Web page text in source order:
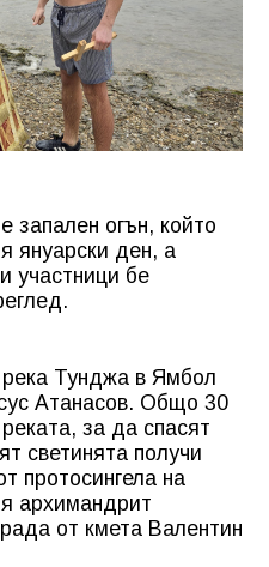
запален огън, който
януарски ден, а
участници бе
река Тунджа в Ямбол
Атанасов. Общо 30
за да спасят
светинята получи
протосингела на
архимандрит
от кмета Валентин